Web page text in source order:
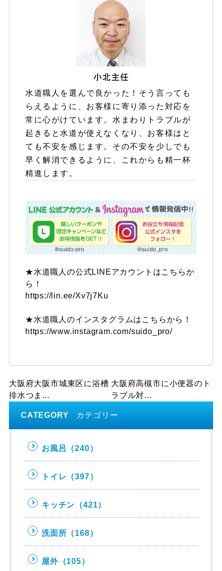
水道職人を選んで良かった！そう言っても
らえるように、お客様に寄り添った対応を
常に心がけています。水まわりトラブルが
起きると水道が使えなくなり、お客様はと
ても不安を感じます。その不安を少しでも
早く解消できるように、これからも精一杯
精進します。
★水道職人の公式LINEアカウントはこちらか
ら！
https://lin.ee/Xv7j7Ku
★水道職人のインスタグラムはこちらから！
https://www.instagram.com/suido_pro/
大阪府大阪市城東区に浴槽
排水つま...
大阪府高槻市に小便器のト
ラブル対...
CATEGORY カテゴリー
お風呂 （240）
トイレ （397）
キッチン （421）
洗面所 （168）
屋外（105）